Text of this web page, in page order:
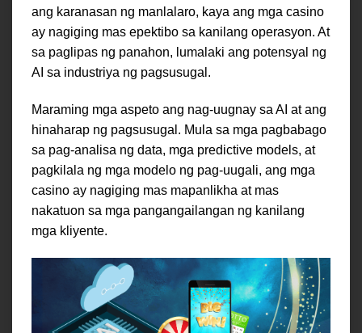
ang karanasan ng manlalaro, kaya ang mga casino
ay nagiging mas epektibo sa kanilang operasyon. At
sa paglipas ng panahon, lumalaki ang potensyal ng
AI sa industriya ng pagsusugal.
Maraming mga aspeto ang nag-uugnay sa AI at ang
hinaharap ng pagsusugal. Mula sa mga pagbabago
sa pag-analisa ng data, mga predictive models, at
pagkilala ng mga modelo ng pag-uugali, ang mga
casino ay nagiging mas mapanlikha at mas
nakatuon sa mga pangangailangan ng kanilang
mga kliyente.